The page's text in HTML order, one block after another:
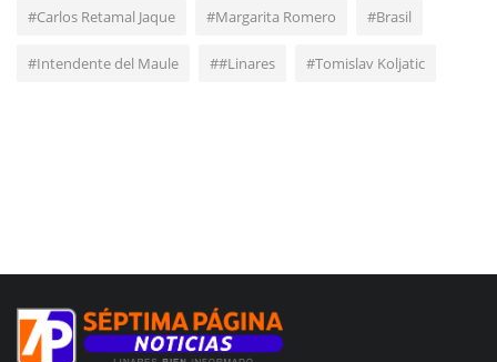
#Carlos Retamal Jaque #Margarita Romero #Brasil
#Intendente del Maule ##Linares #Tomislav Koljatic